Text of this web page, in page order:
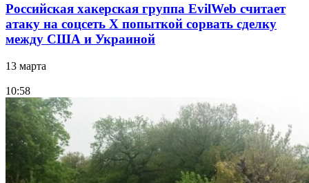
Российская хакерская группа EvilWeb считает
атаку на соцсеть Х попыткой сорвать сделку
между США и Украиной
13 марта
10:58